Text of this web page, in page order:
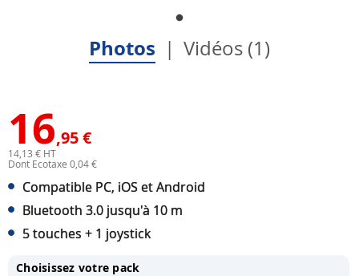
Photos Vidéos (1)
16,95 €
14,13 € HT
Dont Ecotaxe 0,04 €
Compatible PC, iOS et Android
Bluetooth 3.0 jusqu'à 10 m
5 touches + 1 joystick
Choisissez votre pack